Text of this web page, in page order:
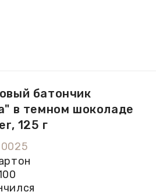
батончик
в темном шоколаде
125 г